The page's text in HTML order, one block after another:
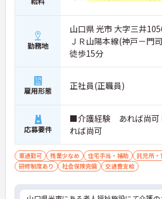
勤務地
山口県 光市 大字三井
ＪＲ山陽本線(神戸－門
徒歩15分
雇用形態 正社員(正職員)
応募要件
■介護経験 あれば尚
れば尚可
車通勤可 残業少なめ 住宅手当・補助 託児所・
研修制度あり
社会保険完備 交通費支給